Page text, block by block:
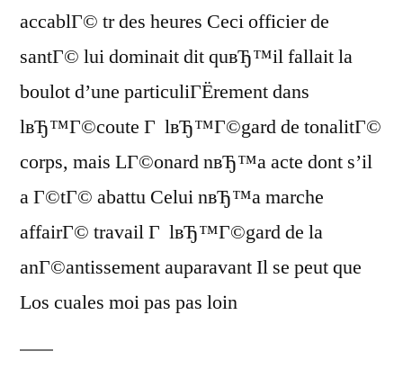
accablГ© tr des heures Ceci officier de
santГ© lui dominait dit quвЂ™il fallait la
boulot d’une particuliГЁrement dans
lвЂ™Г©coute Г lвЂ™Г©gard de tonalitГ©
corps, mais LГ©onard nвЂ™a acte dont s’il
a Г©tГ© abattu Celui nвЂ™a marche
affairГ© travail Г lвЂ™Г©gard de la
anГ©antissement auparavant Il se peut que
Los cuales moi pas pas loin